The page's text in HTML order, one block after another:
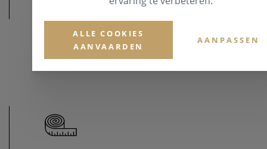
MATERIAAL & KLEUR
Leder
ALLE COOKIES
AANVAARDEN
AANPASSEN